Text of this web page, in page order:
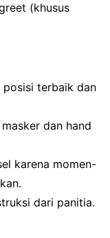
(khusus
posisi terbaik dan
dan hand
karena momen-
dari panitia.